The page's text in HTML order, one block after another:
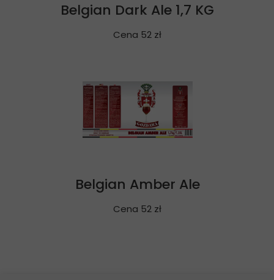
Belgian Dark Ale 1,7 KG
Cena 52 zł
Belgian Amber Ale
Cena 52 zł